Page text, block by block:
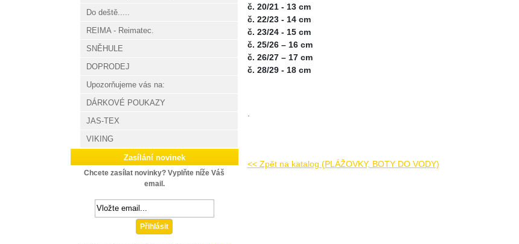
č. 20/21 - 13 cm
č. 22/23 - 14 cm
č. 23/24 - 15 cm
č. 25/26 – 16 cm
č. 26/27 – 17 cm
č. 28/29 - 18 cm
.
<< Zpět na katalog (PLÁŽOVKY, BOTY DO VODY)
Do deště.....
REIMA - Reimatec.
SNĚHULE
DOPRODEJ
Upozorňujeme vás na:
DÁRKOVÉ POUKAZY
JAS-TEX
VIKING
Zasílání novinek
Chcete zasílat novinky? Vyplňte níže Váš
email.
Přihlásit